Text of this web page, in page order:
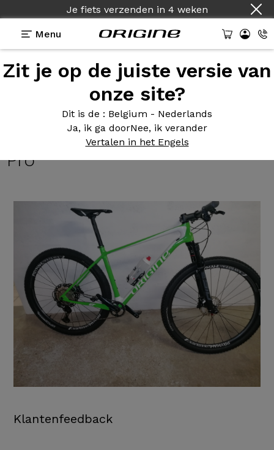
Je fiets verzenden in 4 weken
Menu
Zit je op de juiste versie van
onze site?
Dit is de : Belgium - Nederlands
Ja, ik ga doorNee, ik verander
Vertalen in het Engels
Getuigenissen>Théorème GT - Shimano XT -
Roues Prymahl Polaris C25 Pro
Théorème GT- Shimano XT -
Roues Prymahl Polaris C25
Pro
Klantenfeedback